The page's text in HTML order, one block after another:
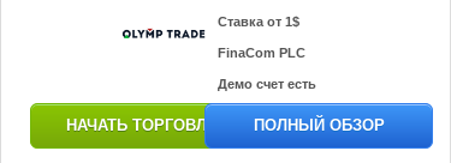
Ставка от 1$
FinaCom PLC
Демо счет есть
НАЧАТЬ ТОРГОВЛЮ ПОЛНЫЙ ОБЗОР